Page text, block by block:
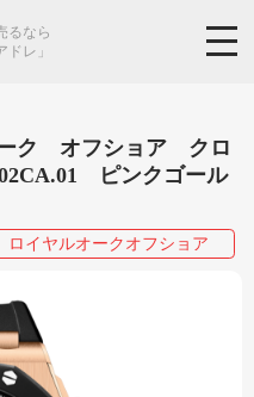
るなら
ドレ」
ク オフショア クロ
ピンクゴール
ロイヤルオークオフショア